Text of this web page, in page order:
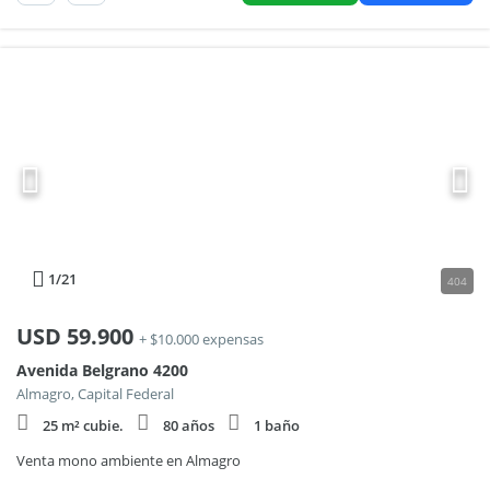
1/21 404
USD 59.900 + $10.000 expensas
Avenida Belgrano 4200
Almagro, Capital Federal
25 m² cubie.
80 años
1 baño
Venta mono ambiente en Almagro